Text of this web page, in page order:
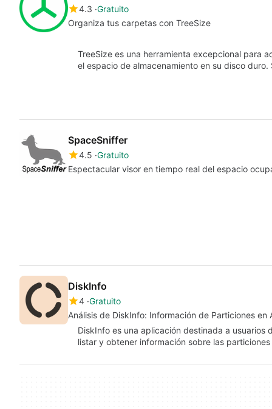
4.3 Gratuito
Organiza tus carpetas con TreeSize
TreeSize es una herramienta excepcional para
el espacio de almacenamiento en su disco
SpaceSniffer
4.5 Gratuito
Espectacular visor en tiempo real del espacio
DiskInfo
4 Gratuito
Análisis de DiskInfo: Información de Particiones en
DiskInfo es una aplicación destinada a
listar y obtener información sobre las